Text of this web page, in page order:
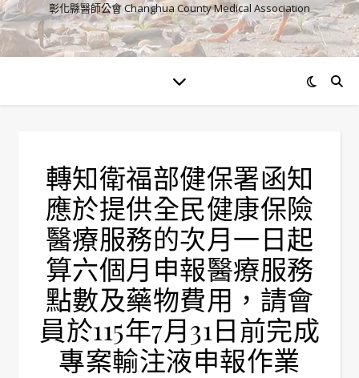
彰化縣醫師公會 Changhua County Medical Association
轉知衛福部健保署函知
應於提供全民健康保險
醫療服務的次月一日起
算六個月申報醫療服務
點數及藥物費用，請會
員於115年7月31日前完成
專案輸注液申報作業